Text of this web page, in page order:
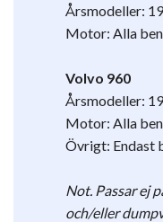
Årsmodeller:
Motor: Alla
Volvo 960
Årsmodeller:
Motor: Alla
Övrigt: Endast
Not. Passar ej
och/eller